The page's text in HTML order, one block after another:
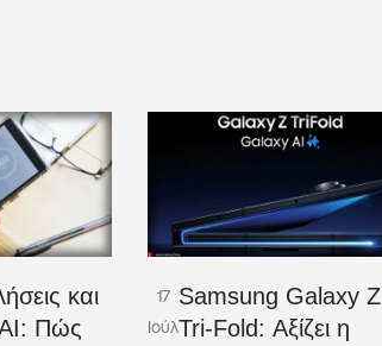
και
Πώς
17
Ιούλ
Samsung Galaxy Z
Tri-Fold: Αξίζει η